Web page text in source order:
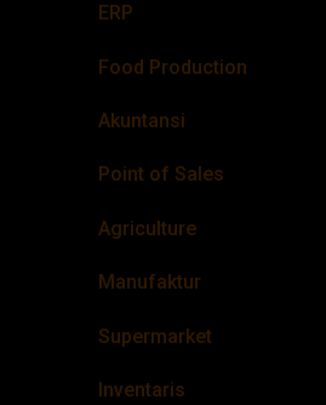
ERP
Food Production
Akuntansi
Point of Sales
Agriculture
Manufaktur
Supermarket
Inventaris